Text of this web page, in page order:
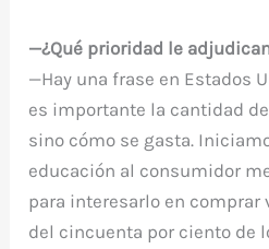
—¿Qué prioridad le
—Hay una frase en Estados
es importante la cantidad
sino cómo se gasta.
educación al consumidor
para interesarlo en comprar
del cincuenta por ciento de